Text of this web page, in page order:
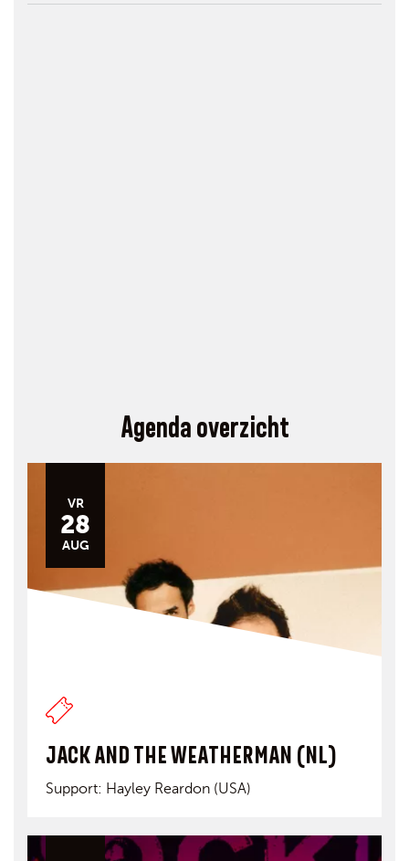
Agenda overzicht
VR
28
AUG
JACK AND THE WEATHERMAN (NL)
Support: Hayley Reardon (USA)